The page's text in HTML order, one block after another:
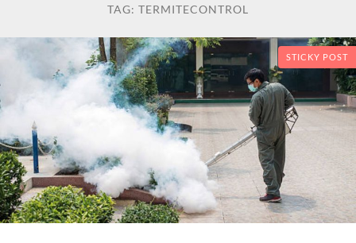
TAG: TERMITECONTROL
STICKY POST